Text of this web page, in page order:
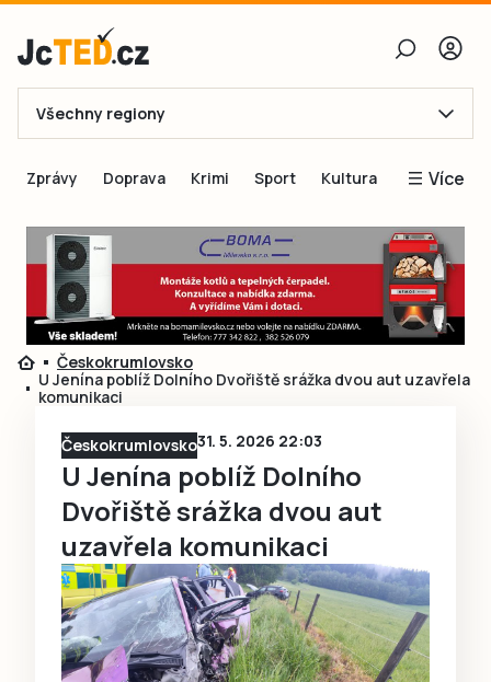
E-mail
Obnovit heslo
Přihlásit se
Přihlásit se přes Facebook
Všechny regiony
Zprávy Doprava Krimi Sport Kultura Více
Blogy
Inspirace
Čtenáři píší
Speciální přílohy
Českokrumlovsko
U Jenína poblíž Dolního Dvořiště srážka dvou aut uzavřela
komunikaci
Českokrumlovsko31. 5. 2026 22:03
U Jenína poblíž Dolního
Dvořiště srážka dvou aut
uzavřela komunikaci